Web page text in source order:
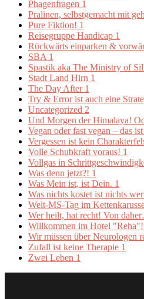
Phagenfragen 1
Pralinen, selbstgemacht mit
Pure Fiktion! 1
Reisegruppe Handicap 1
Rückwärts einparken &
SBA 1
Spastik aka The Ministry of
Stadt Land Hirn 1
The Day After 1
Try & Error ist auch eine
Uncategorized 2
Und Morgen der Himalaya!
Vegan oder fast vegan – das
Vergessen ist kein
Volle Schubkraft voraus! 1
Vollgas in
Was denn jetzt?! 1
Was Mein ist, ist Dein. 1
Was nichts kostet ist nichts
Welt-MS-Tag im
Wer heilt, hat recht! Von
Willkommen im Hotel "Reha"!
Wir müssen über Neurologen
Zufall ist keine Therapie 1
Zwei Leben 1